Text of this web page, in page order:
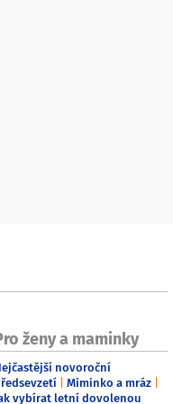
ženy a maminky
novoroční
Miminko a mráz
vybírat letní dovolenou